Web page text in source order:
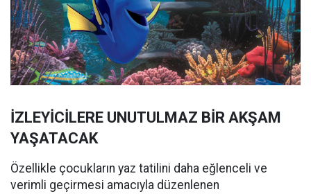
İZLEYİCİLERE UNUTULMAZ BİR AKŞAM
YAŞATACAK
Özellikle çocukların yaz tatilini daha eğlenceli ve
verimli geçirmesi amacıyla düzenlenen